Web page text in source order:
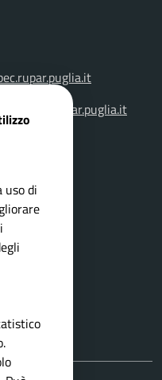
uso di